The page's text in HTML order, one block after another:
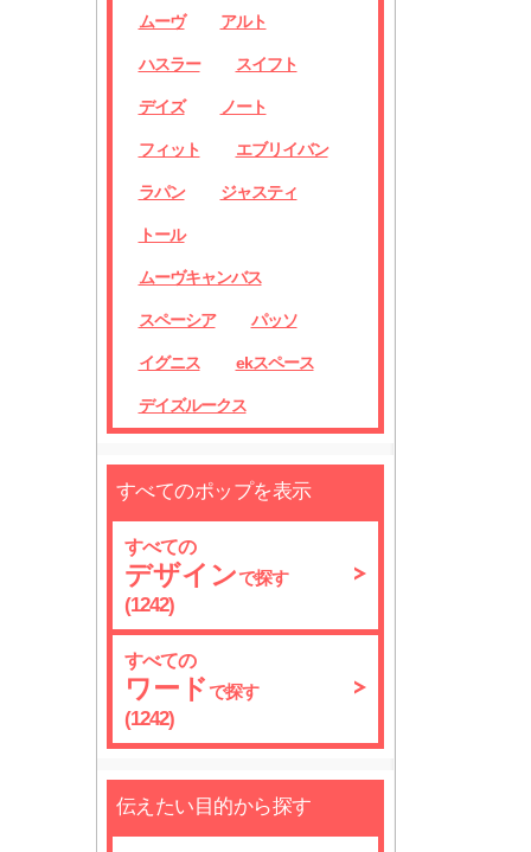
ムーヴ アルト
ハスラー スイフト
デイズ ノート
フィット エブリイバン
ラパン ジャスティ
トール
ムーヴキャンバス
スペーシア パッソ
イグニス ekスペース
デイズルークス
すべてのポップを表示
すべての
デザインで探す
(1242)
すべての
ワード で探す
(1242)
伝えたい目的から探す